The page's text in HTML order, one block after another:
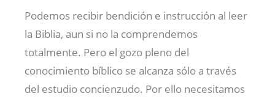
Podemos recibir bendición e instrucción al leer
la Biblia, aun si no la comprendemos
totalmente. Pero el gozo pleno del
conocimiento bíblico se alcanza sólo a través
del estudio concienzudo. Por ello necesitamos